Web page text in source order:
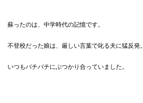
蘇ったのは、中学時代の記憶です。
不登校だった娘は、厳しい言葉で叱る夫に猛反発。
いつもバチバチにぶつかり合っていました。